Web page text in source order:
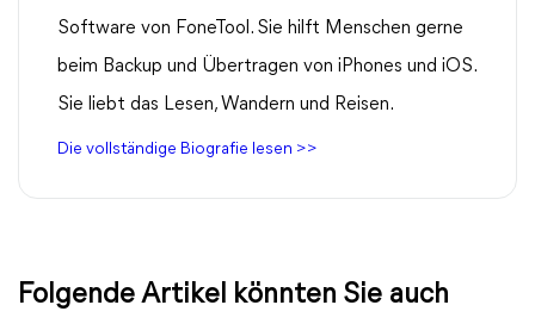
Software von FoneTool. Sie hilft Menschen gerne
beim Backup und Übertragen von iPhones und iOS.
Sie liebt das Lesen, Wandern und Reisen.
Die vollständige Biografie lesen >>
Folgende Artikel könnten Sie auch